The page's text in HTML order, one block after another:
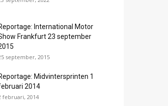
International Motor
Frankfurt 23 september
september, 2015
Midvintersprinten 1
2014
februari, 2014